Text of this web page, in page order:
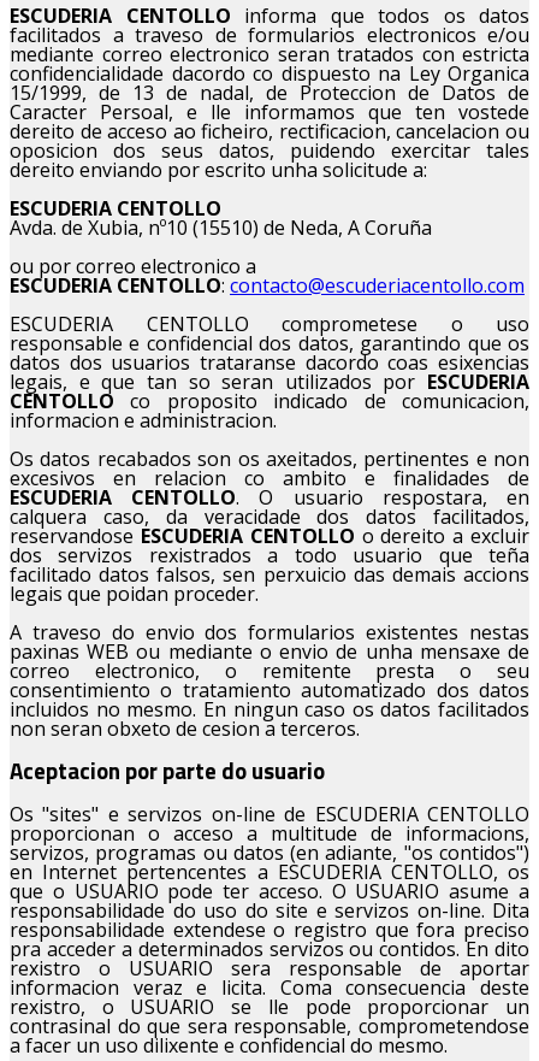
ESCUDERIA CENTOLLO informa que todos os datos
facilitados a traveso de formularios electronicos e/ou
mediante correo electronico seran tratados con estricta
confidencialidade dacordo co dispuesto na Ley Organica
15/1999, de 13 de nadal, de Proteccion de Datos de
Caracter Persoal, e lle informamos que ten vostede
dereito de acceso ao ficheiro, rectificacion, cancelacion ou
oposicion dos seus datos, puidendo exercitar tales
dereito enviando por escrito unha solicitude a:
ESCUDERIA CENTOLLO
Avda. de Xubia, nº10 (15510) de Neda, A Coruña
ou por correo electronico a
ESCUDERIA CENTOLLO: contacto@escuderiacentollo.com
ESCUDERIA CENTOLLO comprometese o uso
responsable e confidencial dos datos, garantindo que os
datos dos usuarios trataranse dacordo coas esixencias
legais, e que tan so seran utilizados por ESCUDERIA
CENTOLLO co proposito indicado de comunicacion,
informacion e administracion.
Os datos recabados son os axeitados, pertinentes e non
excesivos en relacion co ambito e finalidades de
ESCUDERIA CENTOLLO. O usuario respostara, en
calquera caso, da veracidade dos datos facilitados,
reservandose ESCUDERIA CENTOLLO o dereito a excluir
dos servizos rexistrados a todo usuario que teña
facilitado datos falsos, sen perxuicio das demais accions
legais que poidan proceder.
A traveso do envio dos formularios existentes nestas
paxinas WEB ou mediante o envio de unha mensaxe de
correo electronico, o remitente presta o seu
consentimiento o tratamiento automatizado dos datos
incluidos no mesmo. En ningun caso os datos facilitados
non seran obxeto de cesion a terceros.
Aceptacion por parte do usuario
Os "sites" e servizos on-line de ESCUDERIA CENTOLLO
proporcionan o acceso a multitude de informacions,
servizos, programas ou datos (en adiante, "os contidos")
en Internet pertencentes a ESCUDERIA CENTOLLO, os
que o USUARIO pode ter acceso. O USUARIO asume a
responsabilidade do uso do site e servizos on-line. Dita
responsabilidade extendese o registro que fora preciso
pra acceder a determinados servizos ou contidos. En dito
rexistro o USUARIO sera responsable de aportar
informacion veraz e licita. Coma consecuencia deste
rexistro, o USUARIO se lle pode proporcionar un
contrasinal do que sera responsable, comprometendose
a facer un uso dilixente e confidencial do mesmo.